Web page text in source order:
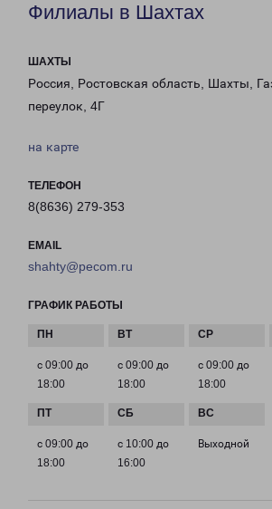
Филиалы в Шахтах
ШАХТЫ
Россия, Ростовская область, Шахты,
переулок, 4Г
на карте
ТЕЛЕФОН
8(8636) 279-353
EMAIL
shahty@pecom.ru
ГРАФИК РАБОТЫ
с 09:00 до
18:00
с 09:00 до
18:00
с 09:00 до
18:00
с 09:00 до
18:00
с 10:00 до
16:00
Выходной